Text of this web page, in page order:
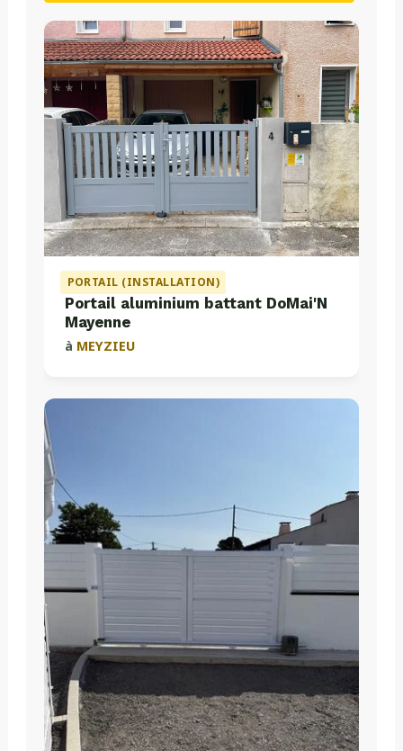
PORTAIL (INSTALLATION)
Portail aluminium battant DoMai'N
Mayenne
à MEYZIEU